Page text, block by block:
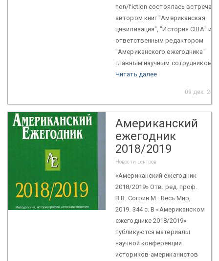
non/fiction состоялась встреча с
автором книг "Американская
цивилизация", "История США" и
ответственным редактором
"Американского ежегодника"
главным научным сотрудником ...
Читать далее
09 дек.
Американский
ежегодник
2018/2019
Новости центров
«Американский ежегодник
2018/2019» Отв. ред. проф.
В.В. Согрин М.: Весь Мир,
2019. 344 с. В «Американском
ежегоднике 2018/2019»
публикуются материалы
научной конференции
историков-американистов